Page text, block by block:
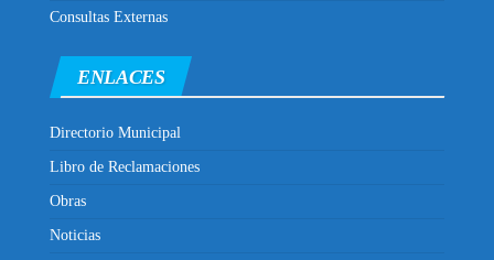
Consultas Externas
ENLACES
Directorio Municipal
Libro de Reclamaciones
Obras
Noticias